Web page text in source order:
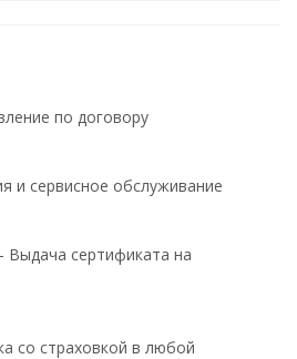
по договору
и сервисное обслуживание
Выдача сертификата на
со страховкой в любой